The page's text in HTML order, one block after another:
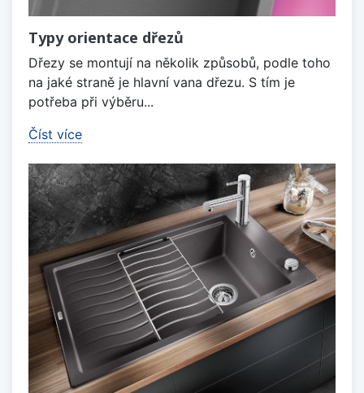
Typy orientace dřezů
Dřezy se montují na několik způsobů, podle toho
na jaké straně je hlavní vana dřezu. S tím je
potřeba při výběru...
Číst více